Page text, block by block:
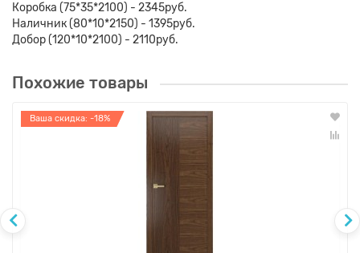
Коробка (75*35*2100) - 2345руб.
Наличник (80*10*2150) - 1395руб.
Добор (120*10*2100) - 2110руб.
Похожие товары
Ваша скидка: -18%